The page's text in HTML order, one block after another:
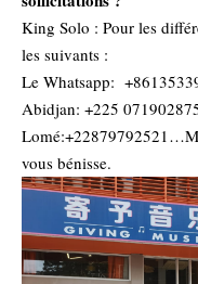
‎King Solo : Pour les
les suivants :
‎Le Whatsapp:
‎Abidjan: +225
vous bénisse.